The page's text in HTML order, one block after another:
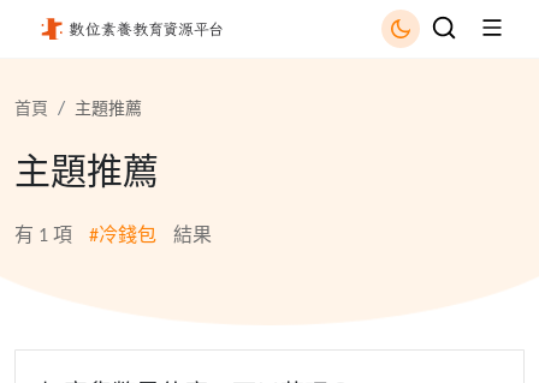
首頁 主題推薦
主題推薦
有 1 項 #冷錢包 結果